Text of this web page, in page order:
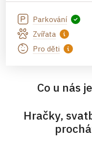
Parkování
Zvířata
Pro děti
Co u nás
Hračky,